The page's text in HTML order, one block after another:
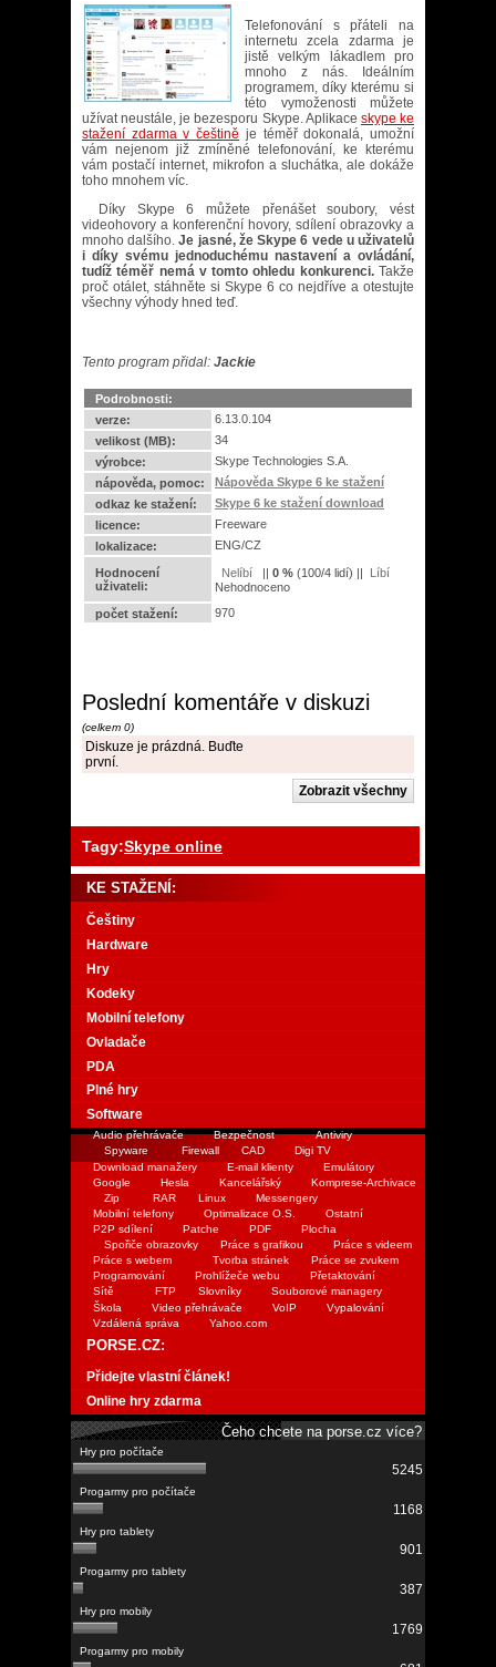
Telefonování s přáteli na
internetu zcela zdarma je
jistě velkým lákadlem pro
mnoho z nás. Ideálním
programem, díky kterému si
této vymoženosti můžete
užívat neustále, je bezesporu Skype. Aplikace skype ke
stažení zdarma v češtině je téměř dokonalá, umožní
vám nejenom již zmíněné telefonování, ke kterému
vám postačí internet, mikrofon a sluchátka, ale dokáže
toho mnohem víc.
Díky Skype 6 můžete přenášet soubory, vést
videohovory a konferenční hovory, sdílení obrazovky a
mnoho dalšího.Je jasné, že Skype 6 vede u uživatelů
i díky svému jednoduchému nastavení a ovládání,
tudíž téměř nemá v tomto ohledu konkurenci.Takže
proč otálet, stáhněte si Skype 6 co nejdříve a otestujte
všechny výhody hned teď.
Tento program přidal: Jackie
Podrobnosti:
verze:
6.13.0.104
velikost (MB):
34
výrobce:
Skype Technologies S.A.
nápověda, pomoc:
Nápověda Skype 6 ke stažení
odkaz ke stažení:
Skype 6 ke stažení download
licence:
Freeware
lokalizace:
ENG/CZ
Hodnocení
uživateli:
|| 0 % (100/4 lidí) ||
Nehodnoceno
počet stažení:
970
Poslední komentáře v diskuzi
(celkem 0)
Diskuze je prázdná. Buďte
první.
Tagy:Skype online
KE STAŽENÍ:
Češtiny
Hardware
Hry
Kodeky
Mobilní telefony
Ovladače
PDA
Plné hry
Software
Audio přehrávače Bezpečnost
Antiviry
Spyware
Firewall CAD
Digi TV
Download manažery
E-mail klienty
Emulátory
Google
Hesla Kancelářský
Komprese-Archivace
Zip
RAR Linux
Messengery
Mobilní telefony
Optimalizace O.S.
Ostatní
P2P sdílení
Patche PDF
Plocha
Spořiče obrazovky
Práce s grafikou
Práce s videem
Práce s webem
Tvorba stránek
Práce se zvukem
Programování
Prohlížeče webu
Přetaktování
Sítě
FTP Slovníky
Souborové managery
Škola
Video přehrávače VoIP
Vypalování
Vzdálená správa
Yahoo.com
PORSE.CZ:
Přidejte vlastní článek!
Online hry zdarma
Čeho chcete na porse.cz více?
5245
1168
901
387
1769